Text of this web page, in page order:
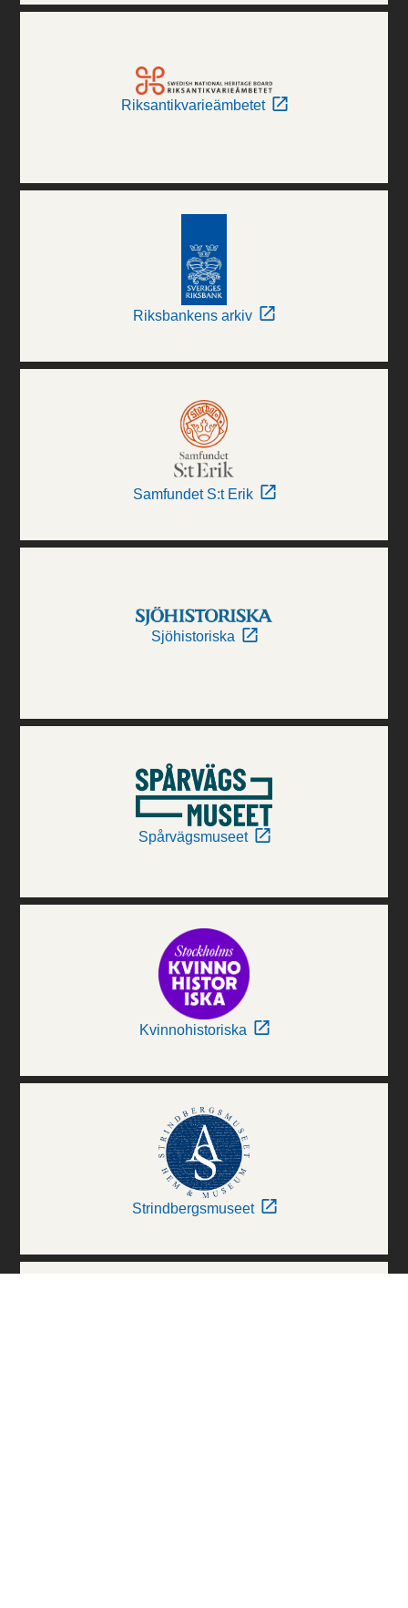
Riksantikvarieämbetet
Riksbankens arkiv
Samfundet S:t Erik
Sjöhistoriska
Spårvägsmuseet
Kvinnohistoriska
Strindbergsmuseet